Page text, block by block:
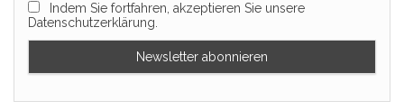
Indem Sie fortfahren, akzeptieren Sie unsere
Datenschutzerklärung.